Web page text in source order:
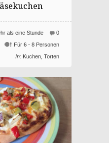
0
als eine Stunde
Für 6 - 8 Personen
In: Kuchen, Torten